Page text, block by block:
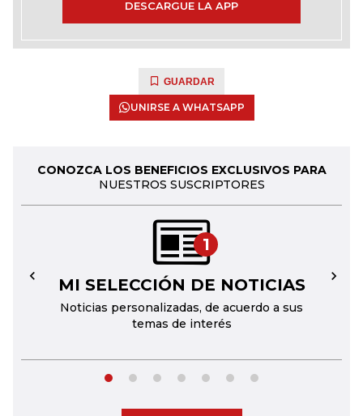
DESCARGUE LA APP
GUARDAR
UNIRSE A WHATSAPP
CONOZCA LOS BENEFICIOS EXCLUSIVOS PARA
NUESTROS SUSCRIPTORES
1
MI SELECCIÓN DE NOTICIAS
Noticias personalizadas, de acuerdo a sus
temas de interés
← →